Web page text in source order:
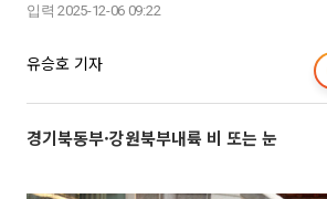
입력 2025-12-06 09:22
유승호 기자
경기북동부·강원북부내륙 비 또는 눈